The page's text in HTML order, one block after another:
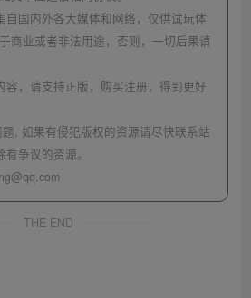
自国内外各大媒体和网络，仅供试玩体
商业或者非法用途，否则，一切后果请
容，请支持正版，购买注册，得到更好
, 如果有侵犯版权的资源请尽快联系站
争议的资源。
THE END